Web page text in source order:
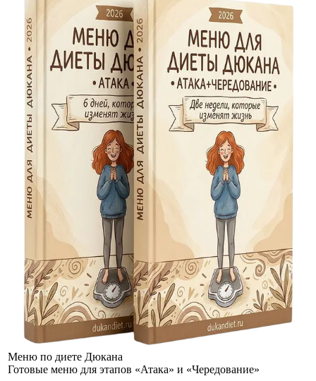
Меню по диете Дюкана
Готовые меню для этапов «Атака» и «Чередование»